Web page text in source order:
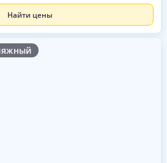
Найти цены